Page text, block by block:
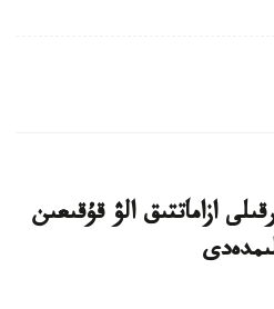
ازاماتتىق الۋ قۇقىعىن